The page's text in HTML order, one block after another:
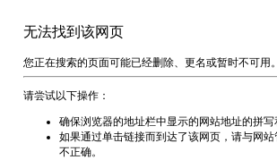
无法找到该网页
您正在搜索的页面可能已经删除、更名或暂时不可用。
请尝试以下操作：
确保浏览器的地址栏中显示的网站地址的拼写
如果通过单击链接而到达了该网页，请与网
不正确。